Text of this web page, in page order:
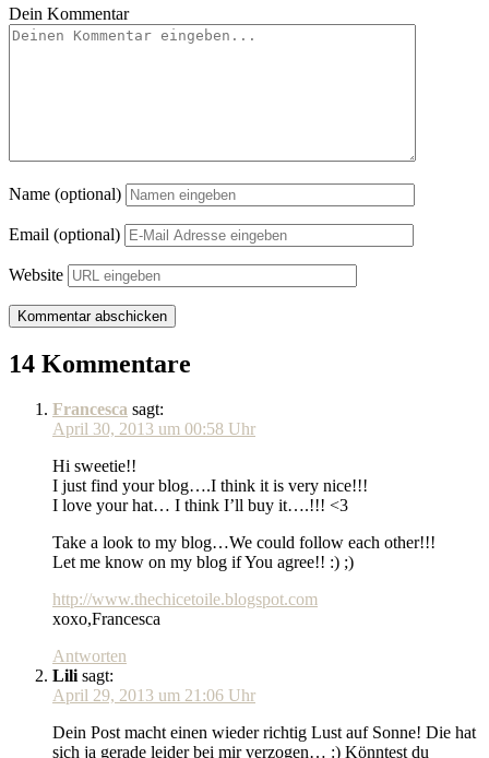
Dein Kommentar
Name (optional)
Email (optional)
Website
14 Kommentare
Francesca sagt:
April 30, 2013 um 00:58 Uhr
Hi sweetie!!
I just find your blog….I think it is very nice!!!
I love your hat… I think I’ll buy it….!!! <3
Take a look to my blog…We could follow each other!!!
Let me know on my blog if You agree!! :) ;)
http://www.thechicetoile.blogspot.com
xoxo,Francesca
Antworten
Lili sagt:
April 29, 2013 um 21:06 Uhr
Dein Post macht einen wieder richtig Lust auf Sonne! Die hat
sich ja gerade leider bei mir verzogen… :) Könntest du